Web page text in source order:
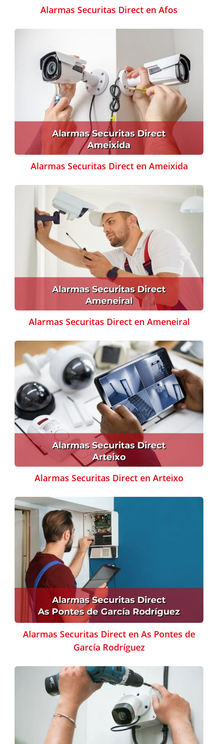
Alarmas Securitas Direct en Afos
Alarmas Securitas Direct en Ameixida
Alarmas Securitas Direct en Ameneiral
Alarmas Securitas Direct en Arteixo
Alarmas Securitas Direct en As Pontes de
García Rodríguez